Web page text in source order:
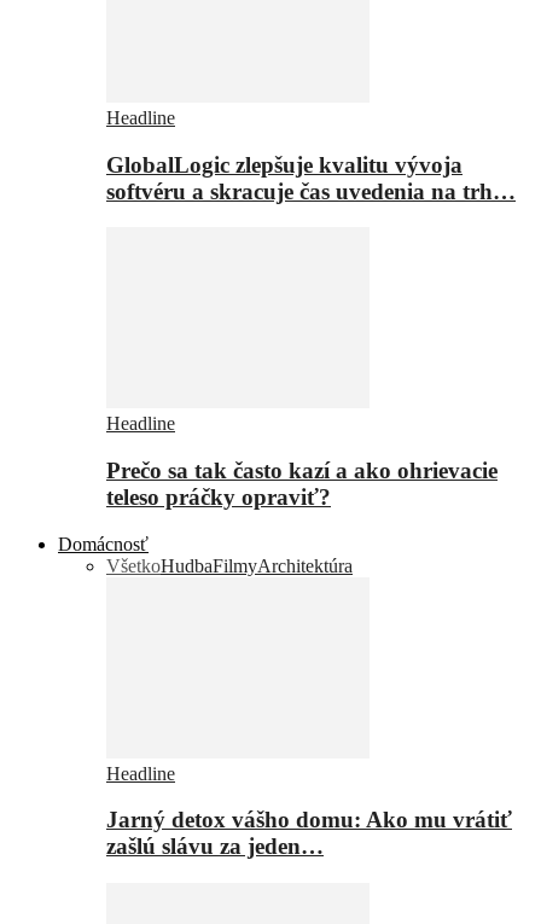
Headline
GlobalLogic zlepšuje kvalitu vývoja
softvéru a skracuje čas uvedenia na trh…
Headline
Prečo sa tak často kazí a ako ohrievacie
teleso práčky opraviť?
Domácnosť
VšetkoHudbaFilmyArchitektúra
Headline
Jarný detox vášho domu: Ako mu vrátiť
zašlú slávu za jeden…